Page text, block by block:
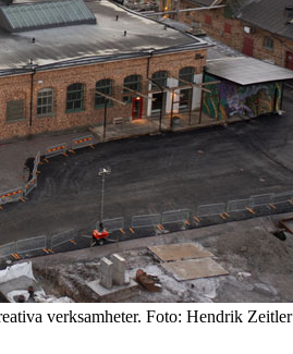
verksamheter. Foto: Hendrik Zeitler